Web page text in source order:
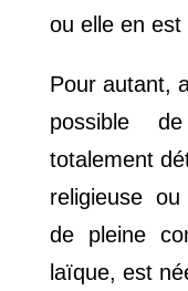
ou elle en
Pour autant,
possible
totalement
religieuse
de pleine
laïque, est